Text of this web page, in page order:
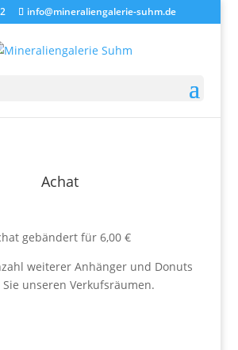
info@mineraliengalerie-suhm.de
Achat
gebändert für 6,00 €
weiterer Anhänger und Donuts
unseren Verkufsräumen.